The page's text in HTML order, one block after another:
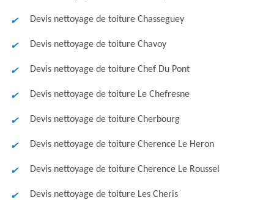
Devis nettoyage de toiture Chasseguey
Devis nettoyage de toiture Chavoy
Devis nettoyage de toiture Chef Du Pont
Devis nettoyage de toiture Le Chefresne
Devis nettoyage de toiture Cherbourg
Devis nettoyage de toiture Cherence Le Heron
Devis nettoyage de toiture Cherence Le Roussel
Devis nettoyage de toiture Les Cheris